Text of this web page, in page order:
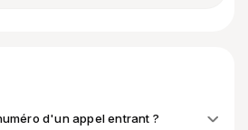
d'un appel entrant ?